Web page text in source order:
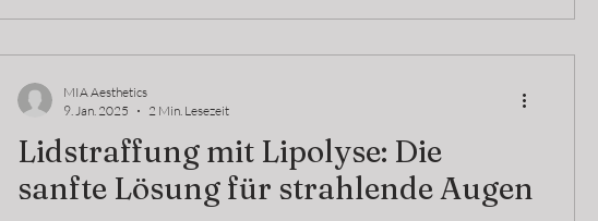
Lidstraffung mit Lipolyse: Die
sanfte Lösung für strahlende Augen
MIA Aesthetics
9. Jan. 2025
2 Min. Lesezeit